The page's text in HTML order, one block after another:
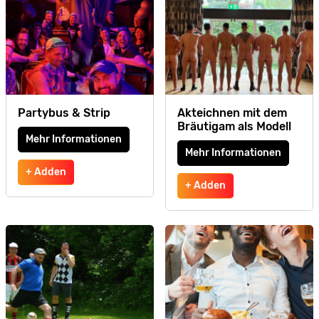
Partybus & Strip
Mehr Informationen
+ Adden
Akteichnen mit dem
Bräutigam als Modell
Mehr Informationen
+ Adden